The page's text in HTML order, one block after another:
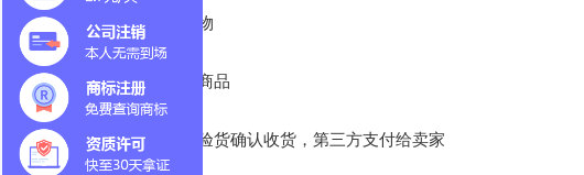
借：发出货物
贷款：库存商品
第二步客户验货确认收货，第三方支付给卖家